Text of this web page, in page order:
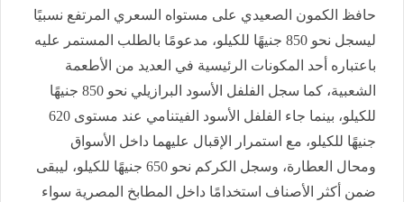
حافظ الكمون الصعيدي على مستواه السعري المرتفع نسبيًا
ليسجل نحو 850 جنيهًا للكيلو، مدعومًا بالطلب المستمر عليه
باعتباره أحد المكونات الرئيسية في العديد من الأطعمة
الشعبية، كما سجل الفلفل الأسود البرازيلي نحو 850 جنيهًا
للكيلو، بينما جاء الفلفل الأسود الفيتنامي عند مستوى 620
جنيهًا للكيلو، مع استمرار الإقبال عليهما داخل الأسواق
ومحال العطارة، وسجل الكركم نحو 650 جنيهًا للكيلو، ليبقى
ضمن أكثر الأصناف استخدامًا داخل المطابخ المصرية سواء